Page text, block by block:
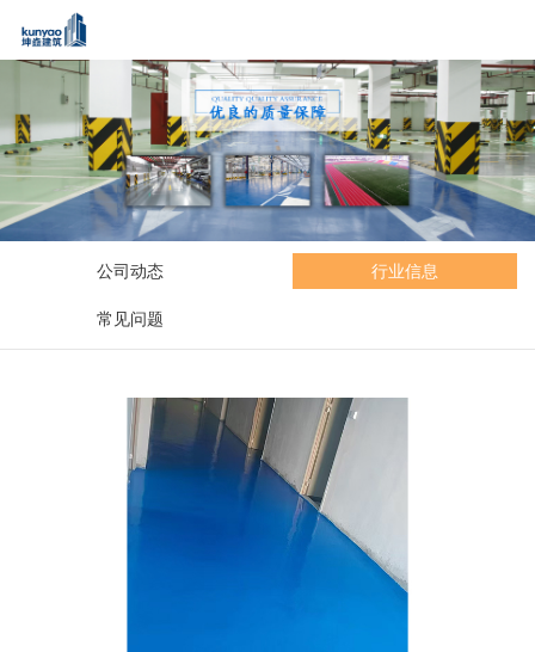
公司动态 行业信息
常见问题